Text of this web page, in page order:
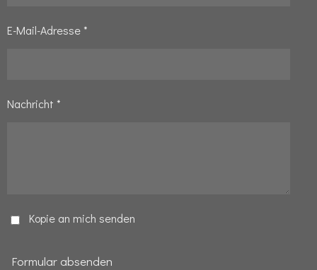
E-Mail-Adresse *
Nachricht *
Kopie an mich senden
Formular absenden